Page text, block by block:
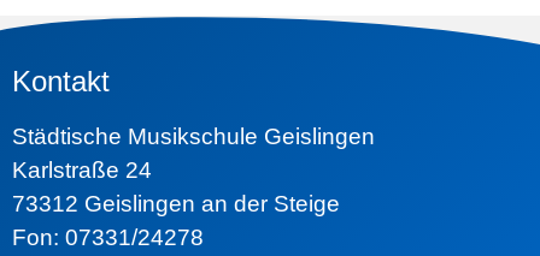
Kontakt
Städtische Musikschule Geislingen
Karlstraße 24
73312 Geislingen an der Steige
Fon: 07331/24278